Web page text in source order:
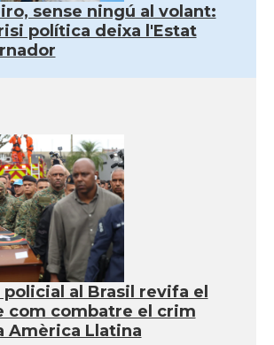
sense ningú al volant:
política deixa l'Estat
policial al Brasil revifa el
com combatre el crim
Amèrica Llatina